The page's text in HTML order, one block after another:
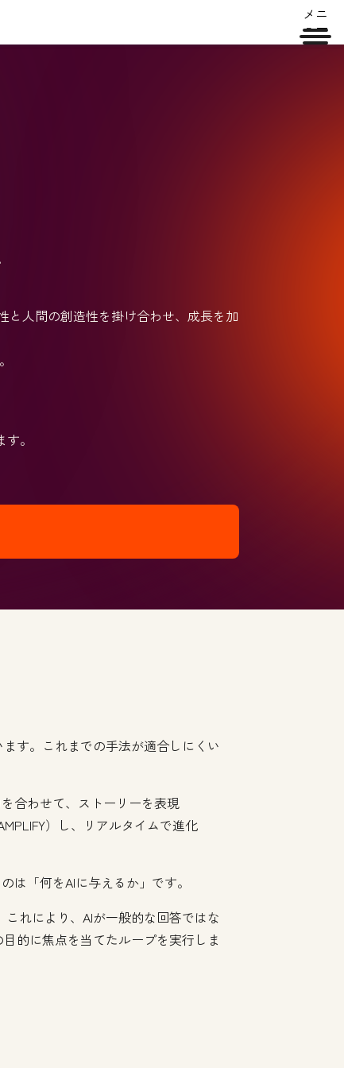
メニ
ュー
と人間の創造性を掛け合わせ、成長を加
。
す。これまでの手法が適合しにくい
合わせて、ストーリーを表現
）し、リアルタイムで進化
は「何をAIに与えるか」です。
れにより、AIが一般的な回答ではな
的に焦点を当てたループを実行しま